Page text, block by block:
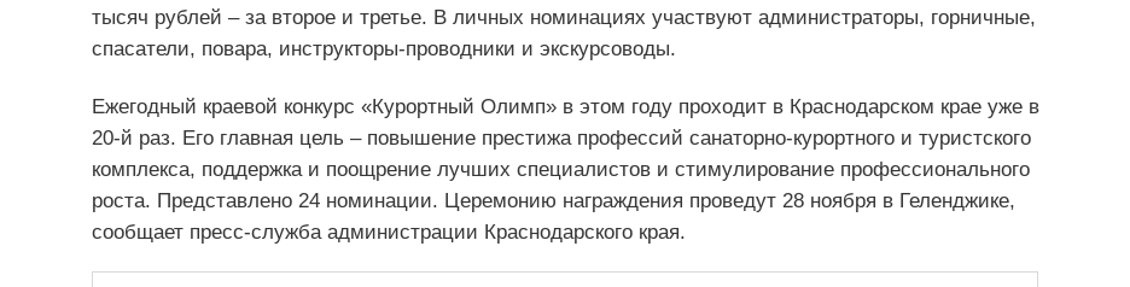
тысяч рублей – за второе и третье. В личных номинациях участвуют администраторы, горничные,
спасатели, повара, инструкторы-проводники и экскурсоводы.
Ежегодный краевой конкурс «Курортный Олимп» в этом году проходит в Краснодарском крае уже в
20-й раз. Его главная цель – повышение престижа профессий санаторно-курортного и туристского
комплекса, поддержка и поощрение лучших специалистов и стимулирование профессионального
роста. Представлено 24 номинации. Церемонию награждения проведут 28 ноября в Геленджике,
сообщает пресс-служба администрации Краснодарского края.